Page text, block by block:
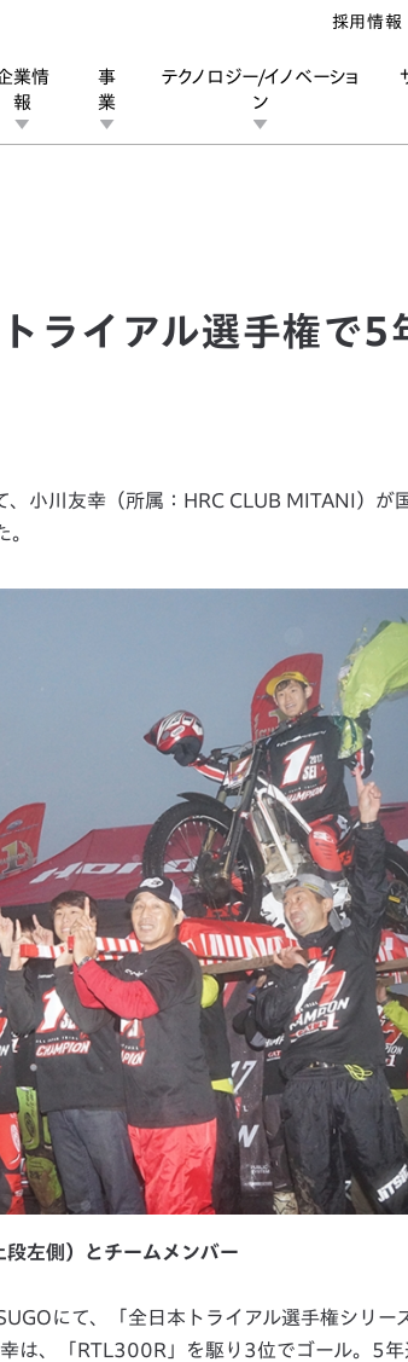
業情
報
事
業
テクノロジー/イノベーショ
ン
採用情報
イアル選手権で5年連続チャンピオンを獲得
ライアル選手権で5
、小川友幸（所属：HRC CLUB MITANI）が
段左側）とチームメンバー
にて、「全日本トライアル選手権シリー
は、「RTL300R」を駆り3位でゴール。5年